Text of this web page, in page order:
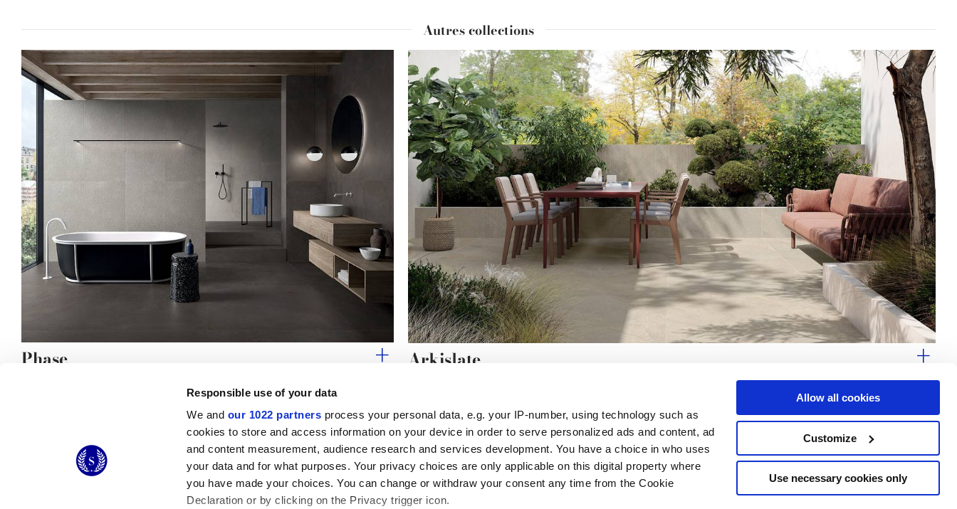
Responsible use of your data
We and our 1022 partners process your personal data, e.g. your IP-number, using technology such as
cookies to store and access information on your device in order to serve personalized ads and content, ad
and content measurement, audience research and services development. You have a choice in who uses
your data and for what purposes. Your privacy choices are only applicable on this digital property where
you have made your choices. You can change or withdraw your consent any time from the Cookie
Declaration or by clicking on the Privacy trigger icon.
Allow all cookies
Customize
Use necessary cookies only
Autres collections
Phase Arkislate
© 2026 CERAMICHE MARCA CORONA S.P.A.
Ceramiche Marca Corona
S.p.a. - P.IVA: IT00628160368
Via Emilia Romagna 7, 41049 Sassuolo (MO) Italy
Liens utiles
My Marca Corona
Nous contacter
Travailler avec nous
Espace juridique
Conditions de vente
Cookies
Services
Espace téléchargement
Suivez-nous sur